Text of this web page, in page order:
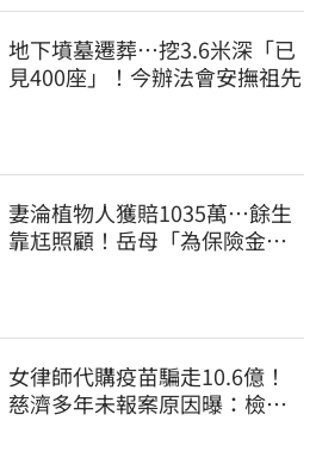
地下墳墓遷葬…挖3.6米深「已
見400座」！今辦法會安撫祖先
妻淪植物人獲賠1035萬…餘生
靠尪照顧！岳母「為保險金開
女律師代購疫苗騙走10.6億！
慈濟多年未報案原因曝：檢警